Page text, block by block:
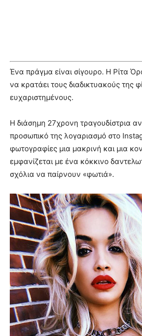
Ένα πράγμα είναι σίγουρο. Η Ρίτα
να κρατάει τους διαδικτυακούς της
ευχαριστημένους.
Η διάσημη 27χρονη τραγουδίστρια
προσωπικό της λογαριασμό στο
φωτογραφίες μια μακρινή και μια
εμφανίζεται με ένα κόκκινο
σχόλια να παίρνουν «φωτιά».